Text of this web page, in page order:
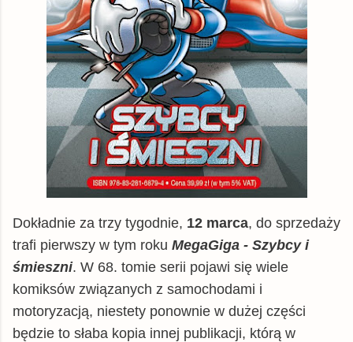
Dokładnie za trzy tygodnie, 12 marca, do sprzedaży
trafi pierwszy w tym roku MegaGiga - Szybcy i
śmieszni. W 68. tomie serii pojawi się wiele
komiksów związanych z samochodami i
motoryzacją, niestety ponownie w dużej części
będzie to słaba kopia innej publikacji, którą w